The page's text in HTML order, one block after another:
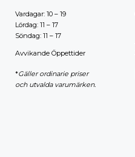
Vardagar: 10 – 19
Lördag: 11 – 17
Söndag: 11 – 17
Avvikande Öppettider
*Gäller ordinarie priser
och utvalda varumärken.